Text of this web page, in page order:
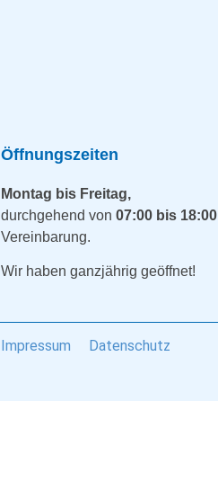
Öffnungszeiten
Montag bis Freitag,
durchgehend von07:00 bis 18:00
Vereinbarung.
Wir haben ganzjährig geöffnet!
Impressum Datenschutz